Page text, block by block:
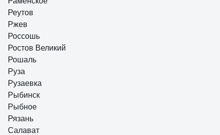
Реутов
Ржев
Россошь
Ростов Великий
Рошаль
Руза
Рузаевка
Рыбинск
Рыбное
Рязань
Салават